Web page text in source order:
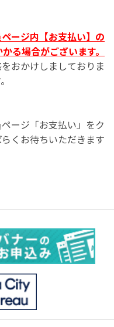
ージ内【お支払い】の
る場合がございます。
おかけしましておりま
ージ「お支払い」をク
くお待ちいただきます